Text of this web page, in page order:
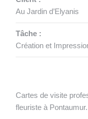
Au Jardin d’Elyanis
Tâche :
Création et
Cartes de visite
fleuriste à Pontaumur.